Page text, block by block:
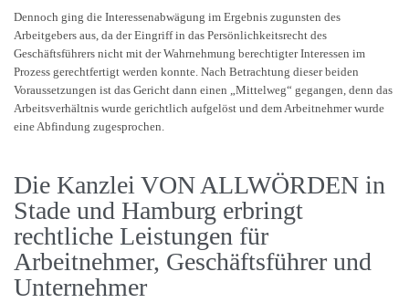
Dennoch ging die Interessenabwägung im Ergebnis zugunsten des
Arbeitgebers aus, da der Eingriff in das Persönlichkeitsrecht des
Geschäftsführers nicht mit der Wahrnehmung berechtigter Interessen im
Prozess gerechtfertigt werden konnte. Nach Betrachtung dieser beiden
Voraussetzungen ist das Gericht dann einen „Mittelweg“ gegangen, denn das
Arbeitsverhältnis wurde gerichtlich aufgelöst und dem Arbeitnehmer wurde
eine Abfindung zugesprochen.
Die Kanzlei VON ALLWÖRDEN in
Stade und Hamburg erbringt
rechtliche Leistungen für
Arbeitnehmer, Geschäftsführer und
Unternehmer